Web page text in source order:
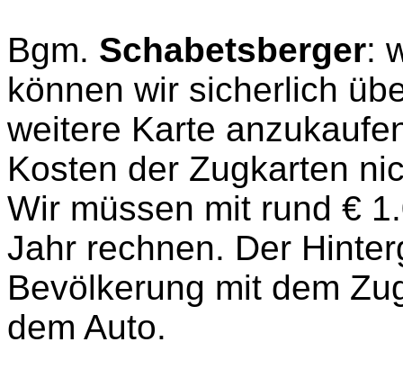
Bgm. Schabetsberger:
können wir sicherlich
weitere Karte
Kosten der Zugkarten
Wir müssen mit rund €
Jahr rechnen. Der
Bevölkerung mit dem
dem Auto.